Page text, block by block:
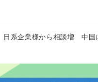
系企業様から相談増 中国